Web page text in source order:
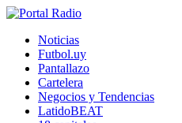
Noticias
Futbol.uy
Pantallazo
Cartelera
Negocios y Tendencias
LatidoBEAT